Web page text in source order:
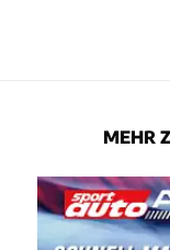
MEHR